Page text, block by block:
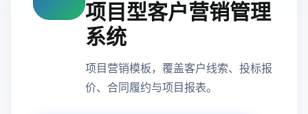
项目型客户营销管理
系统
项目营销模板，覆盖客户线索、投标报
价、合同履约与项目报表。